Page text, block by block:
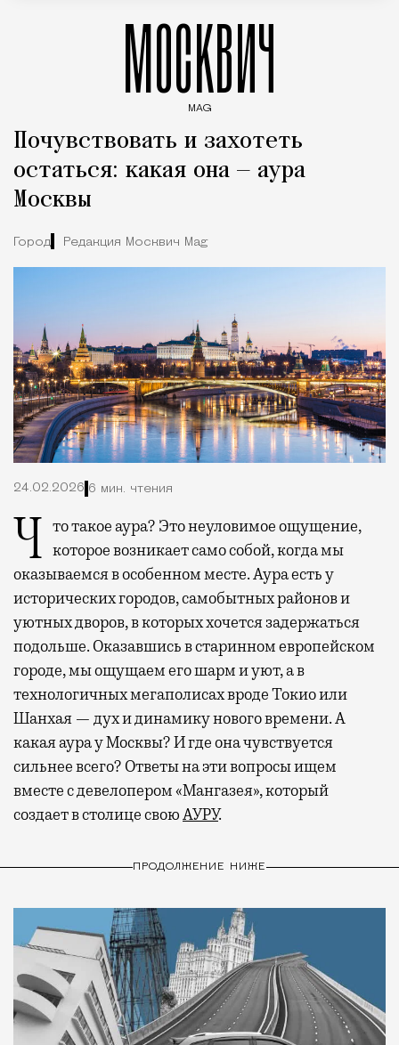
МОСКВИЧ
MAG
Почувствовать и захотеть
остаться: какая она — аура
Москвы
Город Редакция Москвич Mag
24.02.2026 6 мин. чтения
Что такое аура? Это неуловимое ощущение, которое возникает само собой, когда мы
оказываемся в особенном месте. Аура есть у
исторических городов, самобытных районов и
уютных дворов, в которых хочется задержаться
подольше. Оказавшись в старинном европейском
городе, мы ощущаем его шарм и уют, а в
технологичных мегаполисах вроде Токио или
Шанхая — дух и динамику нового времени. А
какая аура у Москвы? И где она чувствуется
сильнее всего? Ответы на эти вопросы ищем
вместе с девелопером «Мангазея», который
создает в столице своюАУРУ.
ПРОДОЛЖЕНИЕ НИЖЕ